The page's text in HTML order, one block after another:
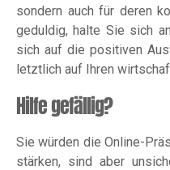
sondern auch für deren
geduldig, halte Sie sich
sich auf die positiven
letztlich auf Ihren
Hilfe gefällig?
Sie würden die Online-
stärken, sind aber